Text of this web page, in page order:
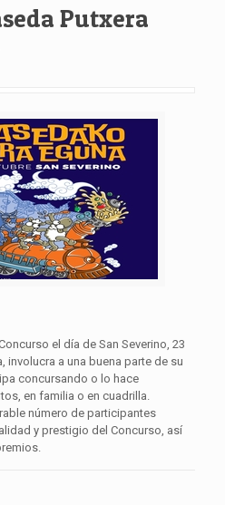
Putxera
el día de San Severino, 23
involucra a una buena parte de su
concursando o lo hace
en familia o en cuadrilla.
número de participantes
y prestigio del Concurso, así